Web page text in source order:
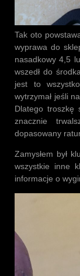
Tak oto
wyprawa do
nasadkowy 4,5
wszedł do
jest to
wytrzymał jeśli
Dlatego troszkę
znacznie
dopasowany
Zamysłem był
wszystkie inne
informacje o